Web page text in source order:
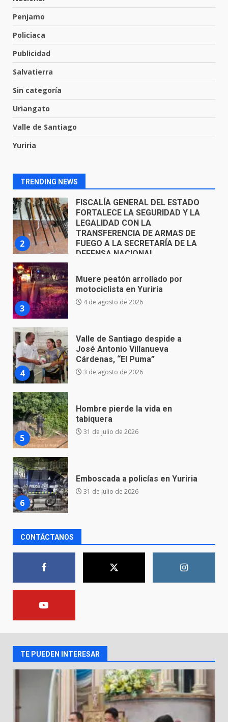
Penjamo
Policiaca
Publicidad
Salvatierra
Sin categoría
Uriangato
Valle de Santiago
Yuriria
TRENDING NEWS
7
30 de julio de 2026
1
El Pbro. Mario Alberto Pérez
parroquia de Guarapo
2
FISCALÍA GENERAL DEL ESTADO
FUEGO A LA SECRETARÍA DE LA
DEFENSA NACIONAL
5 de agosto de 2026
3
Muere peatón arrollado por
motociclista en Yuriria
4 de agosto de 2026
4
Valle de Santiago despide a
José Antonio Villanueva
Cárdenas, “El Puma”
3 de agosto de 2026
5
Hombre pierde la vida en
tabiquera
6
Emboscada a policías en Yuriria
7
Envía Gobierno de la Gente más
de 77 mil
30 de julio de 2026
asume la administración de la
parroquia de Guarapo
5 de agosto de 2026
2
FUEGO A LA SECRETARÍA DE LA
5 de agosto de 2026
Muere peatón arrollado por
motociclista en Yuriria
4 de agosto de 2026
CONTÁCTANOS
TE PUEDEN INTERESAR